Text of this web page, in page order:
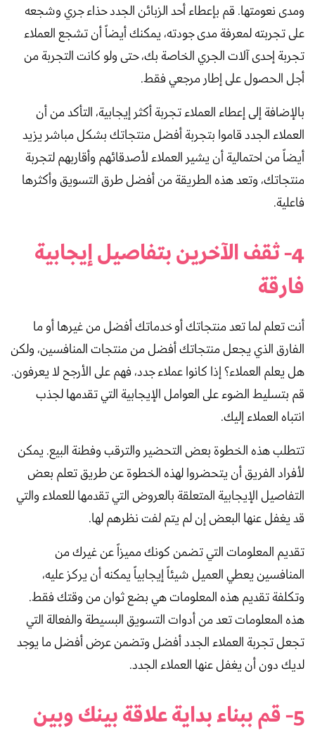
ومدى نعومتها. قم بإعطاء أحد الزبائن الجدد حذاء جري وشجعه
على تجربته لمعرفة مدى جودته، يمكنك أيضاً أن تشجع العملاء
تجربة إحدى آلات الجري الخاصة بك، حتى ولو كانت التجربة من
أجل الحصول على إطار مرجعي فقط.
بالإضافة إلى إعطاء العملاء تجربة أكثر إيجابية، التأكد من أن
العملاء الجدد قاموا بتجربة أفضل منتجاتك بشكل مباشر يزيد
أيضاً من احتمالية أن يشير العملاء لأصدقائهم وأقاربهم لتجربة
منتجاتك، وتعد هذه الطريقة من أفضل طرق التسويق وأكثرها
فاعلية.
4- ثقف الآخرين بتفاصيل إيجابية
فارقة
أنت تعلم لما تعد منتجاتك أو خدماتك أفضل من غيرها أو ما
الفارق الذي يجعل منتجاتك أفضل من منتجات المنافسين، ولكن
هل يعلم العملاء؟ إذا كانوا عملاء جدد، فهم على الأرجح لا يعرفون.
قم بتسليط الضوء على العوامل الإيجابية التي تقدمها لجذب
انتباه العملاء إليك.
تتطلب هذه الخطوة بعض التحضير والترقب وفطنة البيع. يمكن
لأفراد الفريق أن يتحضروا لهذه الخطوة عن طريق تعلم بعض
التفاصيل الإيجابية المتعلقة بالعروض التي تقدمها للعملاء والتي
قد يغفل عنها البعض إن لم يتم لفت نظرهم لها.
تقديم المعلومات التي تضمن كونك مميزاً عن غيرك من
المنافسين يعطي العميل شيئاً إيجابياً يمكنه أن يركز عليه،
وتكلفة تقديم هذه المعلومات هي بضع ثوان من وقتك فقط.
هذه المعلومات تعد من أدوات التسويق البسيطة والفعالة التي
تجعل تجربة العملاء الجدد أفضل وتضمن عرض أفضل ما يوجد
لديك دون أن يغفل عنها العملاء الجدد.
5- قم ببناء بداية علاقة بينك وبين